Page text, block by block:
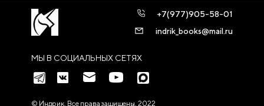
МЫ В СОЦИАЛЬНЫХ СЕТЯХ
+7(977)905-58-01
indrik_books@mail.ru
© Индрик. Все права защищены, 2022